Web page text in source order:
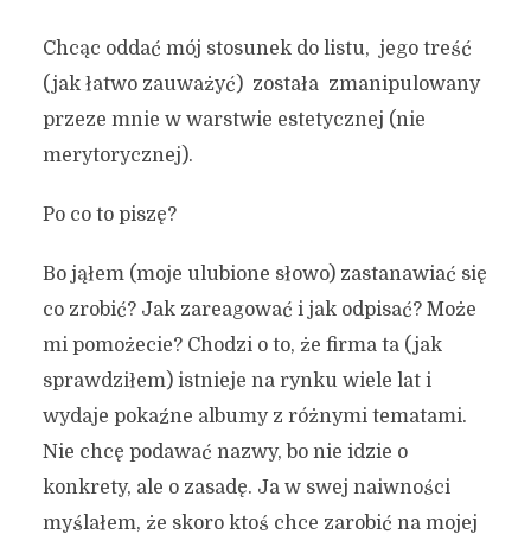
Chcąc oddać mój stosunek do listu, jego treść
(jak łatwo zauważyć) została zmanipulowany
przeze mnie w warstwie estetycznej (nie
merytorycznej).
Po co to piszę?
Bo jąłem (moje ulubione słowo) zastanawiać się
co zrobić? Jak zareagować i jak odpisać? Może
mi pomożecie? Chodzi o to, że firma ta (jak
sprawdziłem) istnieje na rynku wiele lat i
wydaje pokaźne albumy z różnymi tematami.
Nie chcę podawać nazwy, bo nie idzie o
konkrety, ale o zasadę. Ja w swej naiwności
myślałem, że skoro ktoś chce zarobić na mojej